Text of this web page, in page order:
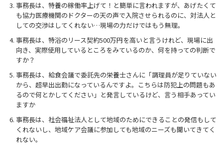
事務長は、特養の稼働率上げて！と簡単に言われますが、あげたくて
も協力医療機関のドクターの天の声で入院させられるのに、対法人と
しての交渉はしてくれない…現場の力だけではもう無理。
事務長は、特浴のリース契約500万円を高いと言うけれど、現場に出
向き、実際使用しているところをみているのか、何を持っての判断で
すか？
事務長は、給食会議で委託先の栄養士さんに「調理員が足りていない
から、超早出出勤になっているんですよ。こちらは防犯上の問題もあ
るので何とかしてください」と発言しているけど、言う相手あってい
ますか
事務長は、社会福祉法人として地域のためにできることの発信もして
くれないし、地域ケア会議に参加しても地域のニーズも聞いてきてく
れない。